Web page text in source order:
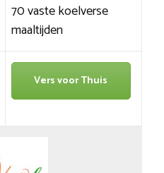
70 vaste koelverse
maaltijden
Vers voor Thuis